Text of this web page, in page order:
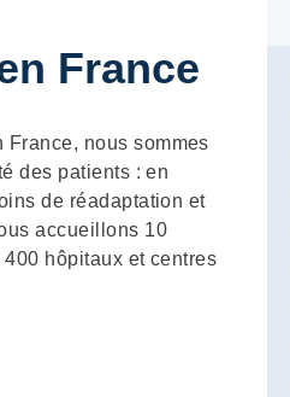
France
France, nous sommes
des patients : en
de réadaptation et
accueillons 10
hôpitaux et centres